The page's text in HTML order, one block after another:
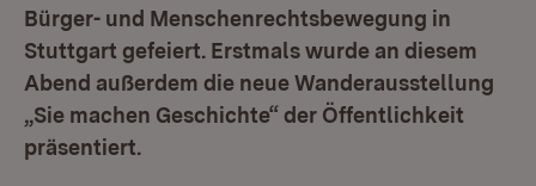
Bürger- und Menschenrechtsbewegung in
Stuttgart gefeiert. Erstmals wurde an diesem
Abend außerdem die neue Wanderausstellung
„Sie machen Geschichte“ der Öffentlichkeit
präsentiert.